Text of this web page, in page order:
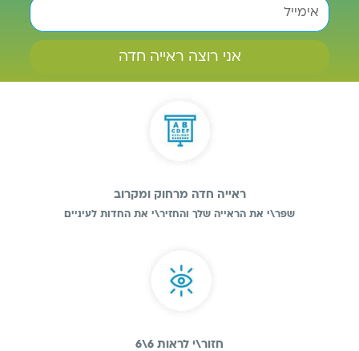
אני רוצה ראייה חדה
ראייה חדה מרחוק ומקרוב
שפר\י את הראייה שלך והחזיר\י את החדות לעיניים
חזור\י לראות 6\6